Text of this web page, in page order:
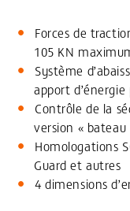
Forces de
105 KN
Système
apport
Contrôle de la
version «
Homologations
Guard et autres
4 dimensions